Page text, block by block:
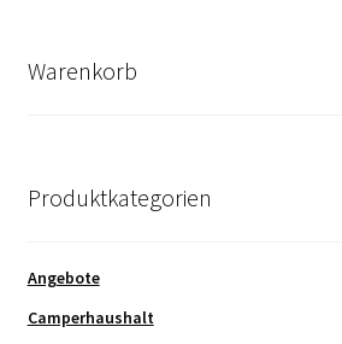
Warenkorb
Produktkategorien
Angebote
Camperhaushalt